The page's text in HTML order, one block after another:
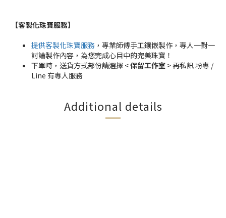
【客製化珠寶服務】
提供客製化珠寶服務 ，專業師傅手工鑲嵌製作，專人一對一
討論製作內容，為您完成心目中的完美珠寶！
下單時，送貨方式部份請選擇 <保留工作室 > 再私訊 粉專 /
Line 有專人服務
Additional details